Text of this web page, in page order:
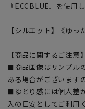
『ECOBLUE』を使用
【シルエット】《ゆっ
【商品に関するご注意】
■商品画像はサンプル
ある場合がございます
■ゆとり感には個人差
入の目安としてご利用